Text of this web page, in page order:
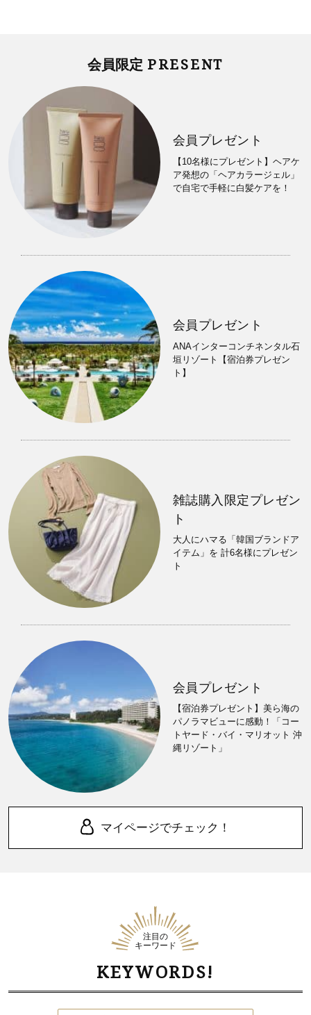
会員限定 PRESENT
会員プレゼント
【10名様にプレゼント】ヘアケ
ア発想の「ヘアカラージェル」
で自宅で手軽に白髪ケアを！
会員プレゼント
ANAインターコンチネンタル石
垣リゾート【宿泊券プレゼン
ト】
雑誌購入限定プレゼン
ト
大人にハマる「韓国ブランドア
イテム」を 計6名様にプレゼン
ト
会員プレゼント
【宿泊券プレゼント】美ら海の
パノラマビューに感動！「コー
トヤード・バイ・マリオット 沖
縄リゾート」
マイページでチェック！
注目の
キーワード
KEYWORDS!